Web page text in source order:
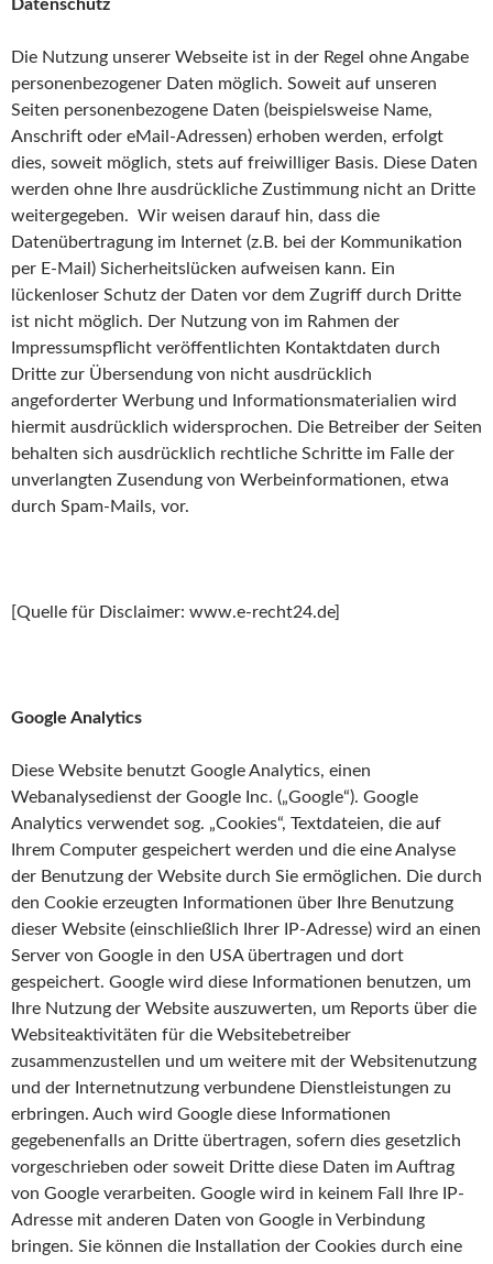
Datenschutz
Die Nutzung unserer Webseite ist in der Regel ohne Angabe
personenbezogener Daten möglich. Soweit auf unseren
Seiten personenbezogene Daten (beispielsweise Name,
Anschrift oder eMail-Adressen) erhoben werden, erfolgt
dies, soweit möglich, stets auf freiwilliger Basis. Diese Daten
werden ohne Ihre ausdrückliche Zustimmung nicht an Dritte
weitergegeben. Wir weisen darauf hin, dass die
Datenübertragung im Internet (z.B. bei der Kommunikation
per E-Mail) Sicherheitslücken aufweisen kann. Ein
lückenloser Schutz der Daten vor dem Zugriff durch Dritte
ist nicht möglich. Der Nutzung von im Rahmen der
Impressumspflicht veröffentlichten Kontaktdaten durch
Dritte zur Übersendung von nicht ausdrücklich
angeforderter Werbung und Informationsmaterialien wird
hiermit ausdrücklich widersprochen. Die Betreiber der Seiten
behalten sich ausdrücklich rechtliche Schritte im Falle der
unverlangten Zusendung von Werbeinformationen, etwa
durch Spam-Mails, vor.
[Quelle für Disclaimer: www.e-recht24.de]
Google Analytics
Diese Website benutzt Google Analytics, einen
Webanalysedienst der Google Inc. („Google“). Google
Analytics verwendet sog. „Cookies“, Textdateien, die auf
Ihrem Computer gespeichert werden und die eine Analyse
der Benutzung der Website durch Sie ermöglichen. Die durch
den Cookie erzeugten Informationen über Ihre Benutzung
dieser Website (einschließlich Ihrer IP-Adresse) wird an einen
Server von Google in den USA übertragen und dort
gespeichert. Google wird diese Informationen benutzen, um
Ihre Nutzung der Website auszuwerten, um Reports über die
Websiteaktivitäten für die Websitebetreiber
zusammenzustellen und um weitere mit der Websitenutzung
und der Internetnutzung verbundene Dienstleistungen zu
erbringen. Auch wird Google diese Informationen
gegebenenfalls an Dritte übertragen, sofern dies gesetzlich
vorgeschrieben oder soweit Dritte diese Daten im Auftrag
von Google verarbeiten. Google wird in keinem Fall Ihre IP-
Adresse mit anderen Daten von Google in Verbindung
bringen. Sie können die Installation der Cookies durch eine